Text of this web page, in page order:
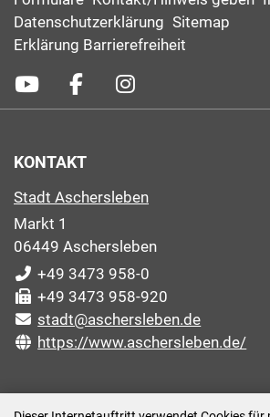
Datenschutzerklärung Sitemap
Erklärung Barrierefreiheit
KONTAKT
Stadt Aschersleben
Markt 1
06449 Aschersleben
+49 3473 958-0
+49 3473 958-920
stadt@aschersleben.de
https://www.aschersleben.de/